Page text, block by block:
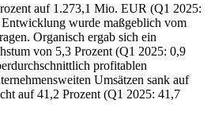
auf 1.273,1 Mio. EUR (Q1 2025:
wurde maßgeblich vom
Organisch ergab sich ein
von 5,3 Prozent (Q1 2025: 0,9
profitablen
Umsätzen sank auf
auf 41,2 Prozent (Q1 2025: 41,7